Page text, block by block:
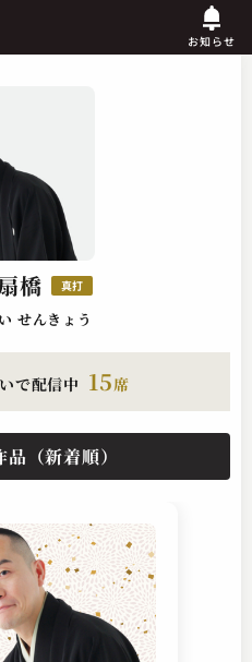
お知らせ
橋 真打
せんきょう
で配信中 15席
（新着順）